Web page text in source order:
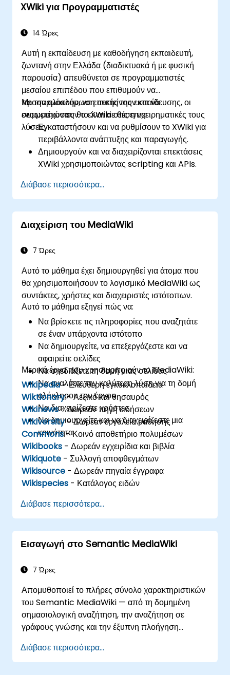
XWiki για Προγραμματιστές
14 Ώρες
Αυτή η εκπαίδευση με καθοδήγηση εκπαιδευτή,
ζωντανή στην Ελλάδα (διαδικτυακά ή με φυσική
παρουσία) απευθύνεται σε προγραμματιστές
μεσαίου επιπέδου που επιθυμούν να
προσαρμόσουν, να επεκτείνουν και να
ενσωματώσουν το XWiki στις επιχειρηματικές τους
λύσεις.
Με την ολοκλήρωση αυτής της εκπαίδευσης, οι
συμμετέχοντες θα είναι σε θέση να:
Εγκαταστήσουν και να ρυθμίσουν το XWiki για
περιβάλλοντα ανάπτυξης και παραγωγής.
Δημιουργούν και να διαχειρίζονται επεκτάσεις
XWiki χρησιμοποιώντας scripting και APIs.
εντός του οικοσυστήματος XWiki.
Ενσωματώσουν το XWiki με εξωτερικά
συστήματα και βάσεις δεδομένων.
Διάβασε περισσότερα...
Διαχείριση του MediaWiki
7 Ώρες
Αυτό το μάθημα έχει δημιουργηθεί για άτομα που
θα χρησιμοποιήσουν το λογισμικό MediaWiki ως
συντάκτες, χρήστες και διαχειριστές ιστότοπων.
Αυτό το μάθημα εξηγεί πώς να:
Να βρίσκετε τις πληροφορίες που αναζητάτε
σε έναν υπάρχοντα ιστότοπο
Να δημιουργείτε, να επεξεργάζεστε και να
αφαιρείτε σελίδες
Να σχεδιάζετε τη δομή μιας σελίδας
Να αναλύετε την καλύτερη λύση για τη δομή
ολόκληρου του έργου
Να διαχειρίζεστε χρήστες
Να δημιουργείτε και να διαχειρίζεστε μια
κοινότητα
Μερικά έργα που χρησιμοποιούν το MediaWiki:
Wikipedia- Ελεύθερη εγκυκλοπαίδεια
Wiktionary- Λεξικό και θησαυρός
Wikinews- Δωρεάν πηγή ειδήσεων
Wikiversity- Δωρεάν εργαλεία μάθησης
Commons- Κοινό αποθετήριο πολυμέσων
Wikibooks - Δωρεάν εγχειρίδια και βιβλία
Wikiquote - Συλλογή αποφθεγμάτων
Wikisource - Δωρεάν πηγαία έγγραφα
Wikispecies - Κατάλογος ειδών
Διάβασε περισσότερα...
Εισαγωγή στο Semantic MediaWiki
7 Ώρες
Απομυθοποιεί το πλήρες σύνολο χαρακτηριστικών
του Semantic MediaWiki — από τη δομημένη
σημασιολογική αναζήτηση, την αναζήτηση σε
γράφους γνώσης και την έξυπνη πλοήγηση
ενσωμάτωση του Σημασιολογικού Ιστού. Καλύπτει
βασικές τεχνικές για σύνδεση δεδομένων,
Διάβασε περισσότερα...